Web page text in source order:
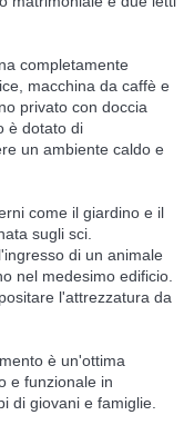
completamente
macchina da caffè e
privato con doccia
è dotato di
un ambiente caldo e
come il giardino e il
sugli sci.
di un animale
nel medesimo edificio.
l'attrezzatura da
è un'ottima
e funzionale in
di giovani e famiglie.